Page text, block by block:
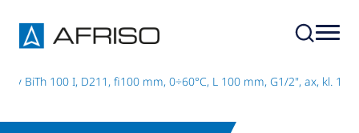
BiTh 100 I, D211, fi100 mm, 0÷60°C, L 100 mm, G1/2", ax, kl. 1